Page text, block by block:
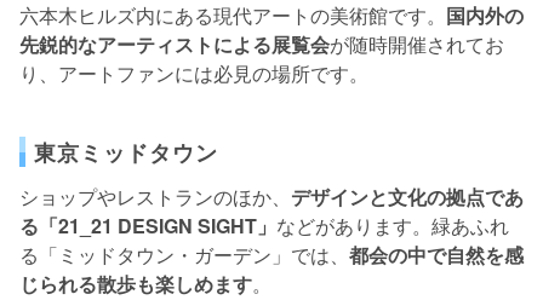
六本木ヒルズ内にある現代アートの美術館です。 国内外の
先鋭的なアーティストによる展覧会が随時開催されてお
り、アートファンには必見の場所です。
東京ミッドタウン
ショップやレストランのほか、 デザインと文化の拠点であ
る「21_21 DESIGN SIGHT」 などがあります。緑あふれ
る「ミッドタウン・ガーデン」では、 都会の中で自然を感
じられる散歩も楽しめます。